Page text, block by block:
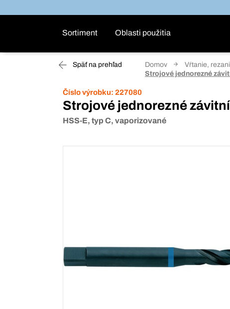
Sortiment Oblasti použitia
Späť na prehľad Domov Vŕtanie,
Strojové jednorezné
Číslo výrobku: 227080
Strojové jednorezné
HSS-E, typ C, vaporizované